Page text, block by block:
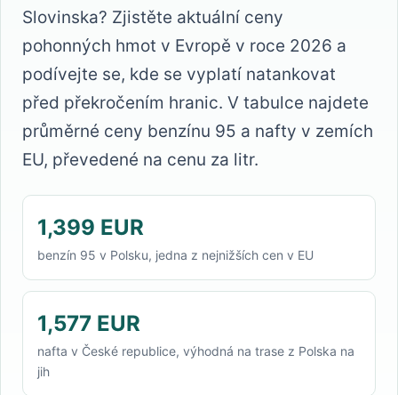
Slovinska? Zjistěte aktuální ceny
pohonných hmot v Evropě v roce 2026 a
podívejte se, kde se vyplatí natankovat
před překročením hranic. V tabulce najdete
průměrné ceny benzínu 95 a nafty v zemích
EU, převedené na cenu za litr.
1,399 EUR
benzín 95 v Polsku, jedna z nejnižších cen v EU
1,577 EUR
nafta v České republice, výhodná na trase z Polska na
jih